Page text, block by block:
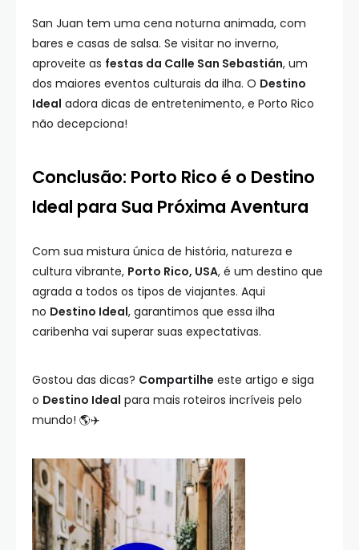
San Juan tem uma cena noturna animada, com
bares e casas de salsa. Se visitar no inverno,
aproveite as festas da Calle San Sebastián, um
dos maiores eventos culturais da ilha. O Destino
Ideal adora dicas de entretenimento, e Porto Rico
não decepciona!
Conclusão: Porto Rico é o Destino
Ideal para Sua Próxima Aventura
Com sua mistura única de história, natureza e
cultura vibrante, Porto Rico, USA, é um destino que
agrada a todos os tipos de viajantes. Aqui
no Destino Ideal, garantimos que essa ilha
caribenha vai superar suas expectativas.
Gostou das dicas? Compartilhe este artigo e siga
o Destino Ideal para mais roteiros incríveis pelo
mundo! 🌎✈️